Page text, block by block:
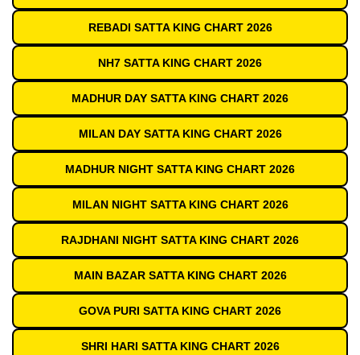
REBADI SATTA KING CHART 2026
NH7 SATTA KING CHART 2026
MADHUR DAY SATTA KING CHART 2026
MILAN DAY SATTA KING CHART 2026
MADHUR NIGHT SATTA KING CHART 2026
MILAN NIGHT SATTA KING CHART 2026
RAJDHANI NIGHT SATTA KING CHART 2026
MAIN BAZAR SATTA KING CHART 2026
GOVA PURI SATTA KING CHART 2026
SHRI HARI SATTA KING CHART 2026